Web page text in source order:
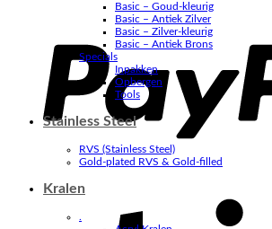
Basic – Goud-kleurig
Basic – Antiek Zilver
Basic – Zilver-kleurig
Basic – Antiek Brons
Specials
Inpakken
Opbergen
Tools
Stainless Steel
RVS (Stainless Steel)
Gold-plated RVS & Gold-filled
Kralen
.